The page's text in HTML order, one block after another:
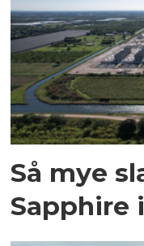
Så mye
Sapphire i